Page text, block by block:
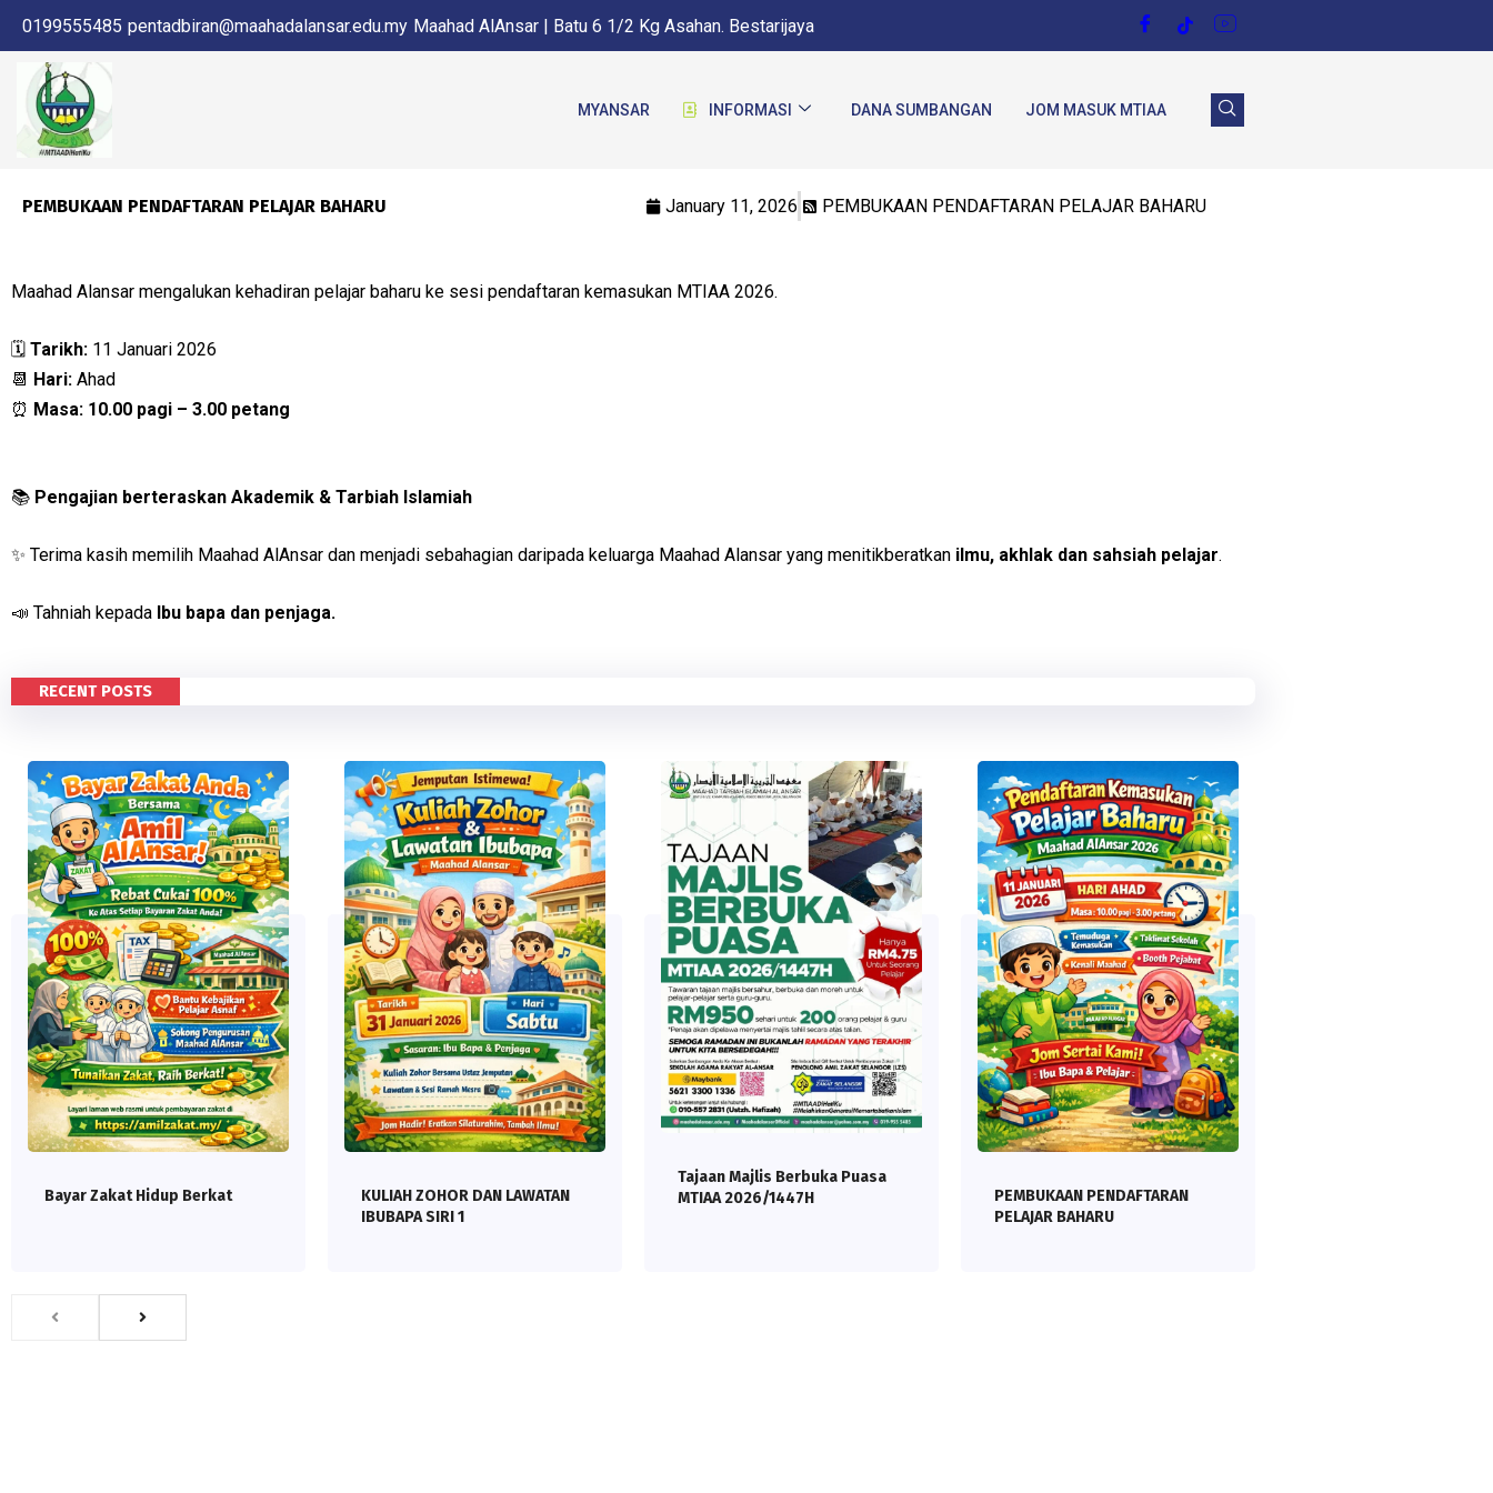
0199555485 pentadbiran@maahadalansar.edu.my Maahad AlAnsar | Batu 6 1/2 Kg Asahan. Bestarijaya
MYANSAR INFORMASI DANA SUMBANGAN JOM MASUK MTIAA
PEMBUKAAN PENDAFTARAN PELAJAR BAHARU January 11, 2026 PEMBUKAAN PENDAFTARAN PELAJAR BAHARU
Maahad Alansar mengalukan kehadiran pelajar baharu ke sesi pendaftaran kemasukan MTIAA 2026.
🗓 Tarikh: 11 Januari 2026
📆 Hari: Ahad
⏰ Masa: 10.00 pagi – 3.00 petang
📚 Pengajian berteraskan Akademik & Tarbiah Islamiah
✨ Terima kasih memilih Maahad AlAnsar dan menjadi sebahagian daripada keluarga Maahad Alansar yang menitikberatkan ilmu, akhlak dan sahsiah pelajar.
📣 Tahniah kepada Ibu bapa dan penjaga.
RECENT POSTS
Bayar Zakat Hidup Berkat
KULIAH ZOHOR DAN LAWATAN
IBUBAPA SIRI 1
Tajaan Majlis Berbuka Puasa
MTIAA 2026/1447H
PEMBUKAAN PENDAFTARAN
PELAJAR BAHARU